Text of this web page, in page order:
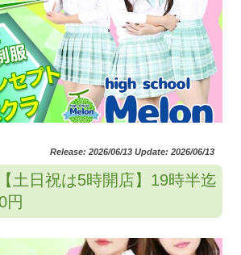
Release: 2026/06/13 Update: 2026/06/13
土日祝は5時開店】19時半迄
円